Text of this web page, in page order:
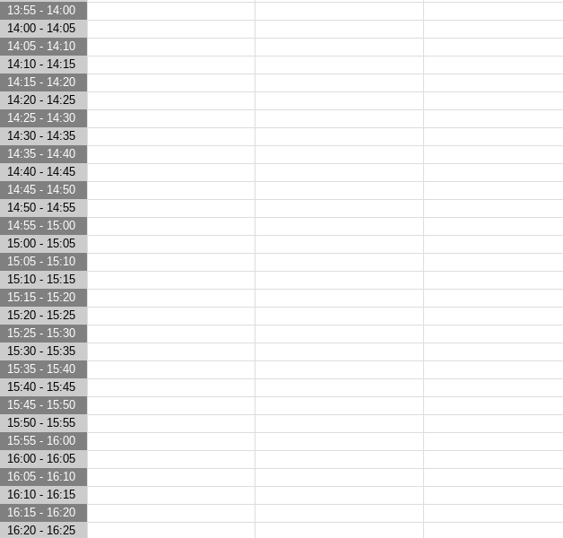
13:55 - 14:00
14:00 - 14:05
14:05 - 14:10
14:10 - 14:15
14:15 - 14:20
14:20 - 14:25
14:25 - 14:30
14:30 - 14:35
14:35 - 14:40
14:40 - 14:45
14:45 - 14:50
14:50 - 14:55
14:55 - 15:00
15:00 - 15:05
15:05 - 15:10
15:10 - 15:15
15:15 - 15:20
15:20 - 15:25
15:25 - 15:30
15:30 - 15:35
15:35 - 15:40
15:40 - 15:45
15:45 - 15:50
15:50 - 15:55
15:55 - 16:00
16:00 - 16:05
16:05 - 16:10
16:10 - 16:15
16:15 - 16:20
16:20 - 16:25